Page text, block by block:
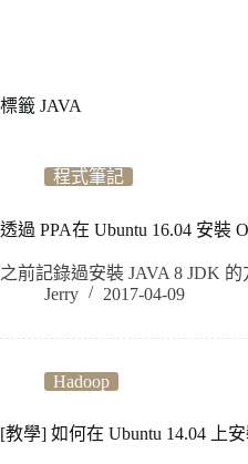
標籤 JAVA
程式筆記
透過 PPA在 Ubuntu 16.04 安裝
之前記錄過安裝 JAVA 8 JDK
Jerry
2017-04-09
Hadoop
[教學] 如何在 Ubuntu 14.04 上安